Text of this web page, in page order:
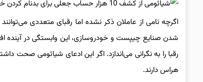
اگرچه نامی از عاملان ذکر نشده اما رقبای متعددی
شدن صنایع چیپست و خودروسازی، این وابستگی در آینده
رقبا را به نگرانی می‌اندازد. اگر این ادعای شیائومی صحت
هراس دارند.